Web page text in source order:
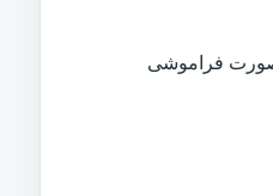
صورت فراموشی